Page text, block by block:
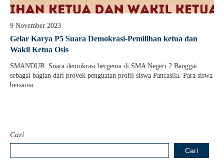
9 November 2023
Gelar Karya P5 Suara Demokrasi-Pemilihan ketua dan
Wakil Ketua Osis
SMANDUB. Suara demokrasi bergema di SMA Negeri 2 Banggai
sebagai bagian dari proyek penguatan profil siswa Pancasila. Para siswa
bersama..
Cari
Cari